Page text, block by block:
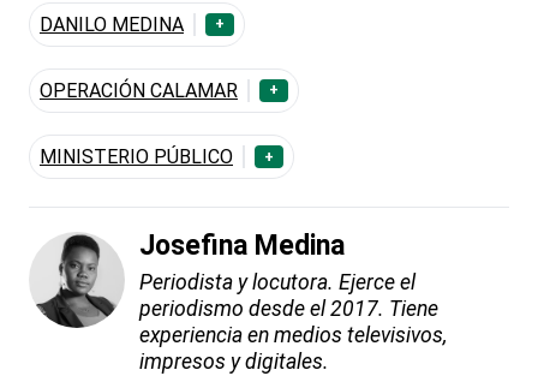
DANILO MEDINA
+
OPERACIÓN CALAMAR +
MINISTERIO PÚBLICO +
Josefina Medina
Periodista y locutora. Ejerce el
periodismo desde el 2017. Tiene
experiencia en medios televisivos,
impresos y digitales.